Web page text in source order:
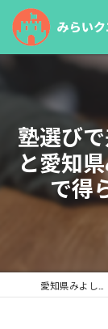
塾選び
と愛知
で得